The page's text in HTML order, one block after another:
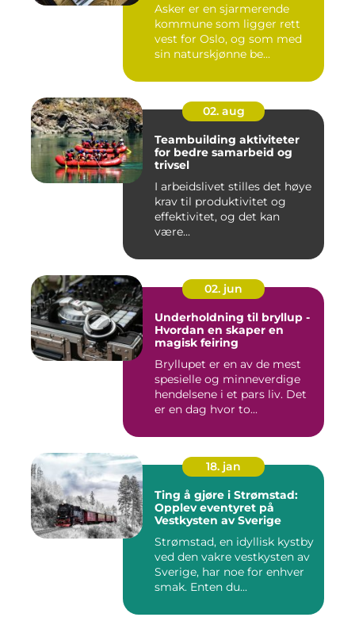
Asker er en sjarmerende
kommune som ligger rett
vest for Oslo, og som med
sin naturskjønne be...
02. aug
Teambuilding aktiviteter
for bedre samarbeid og
trivsel
I arbeidslivet stilles det høye
krav til produktivitet og
effektivitet, og det kan
være...
02. jun
Underholdning til bryllup -
Hvordan en skaper en
magisk feiring
Bryllupet er en av de mest
spesielle og minneverdige
hendelsene i et pars liv. Det
er en dag hvor to...
18. jan
Ting å gjøre i Strømstad:
Opplev eventyret på
Vestkysten av Sverige
Strømstad, en idyllisk kystby
ved den vakre vestkysten av
Sverige, har noe for enhver
smak. Enten du...